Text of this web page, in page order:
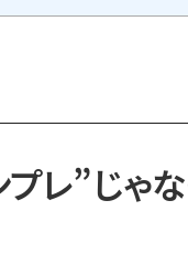
レ”じゃ